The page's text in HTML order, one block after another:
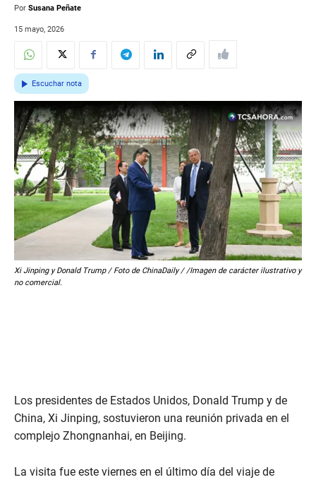
Por Susana Peñate
15 mayo, 2026
Escuchar nota
Xi Jinping y Donald Trump / Foto de ChinaDaily / /Imagen de carácter ilustrativo y
no comercial.
Los presidentes de Estados Unidos, Donald Trump y de
China, Xi Jinping, sostuvieron una reunión privada en el
complejo Zhongnanhai, en Beijing.
La visita fue este viernes en el último día del viaje de